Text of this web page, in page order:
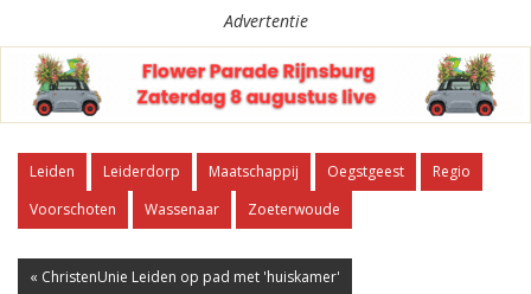
Advertentie
Leiden Leiderdorp Maatschappij Oegstgeest
Regio
Voorschoten
Wassenaar Zoeterwoude
« ChristenUnie Leiden op pad met 'huiskamer'